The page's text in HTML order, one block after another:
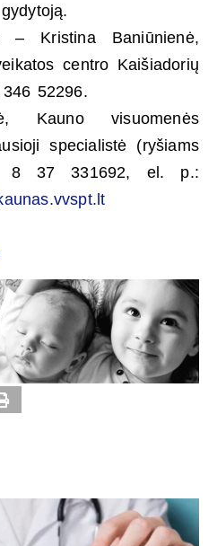
– Kristina Baniūnienė,
centro Kaišiadorių
52296.
Kauno visuomenės
specialistė (ryšiams
8 37 331692, el. p.: